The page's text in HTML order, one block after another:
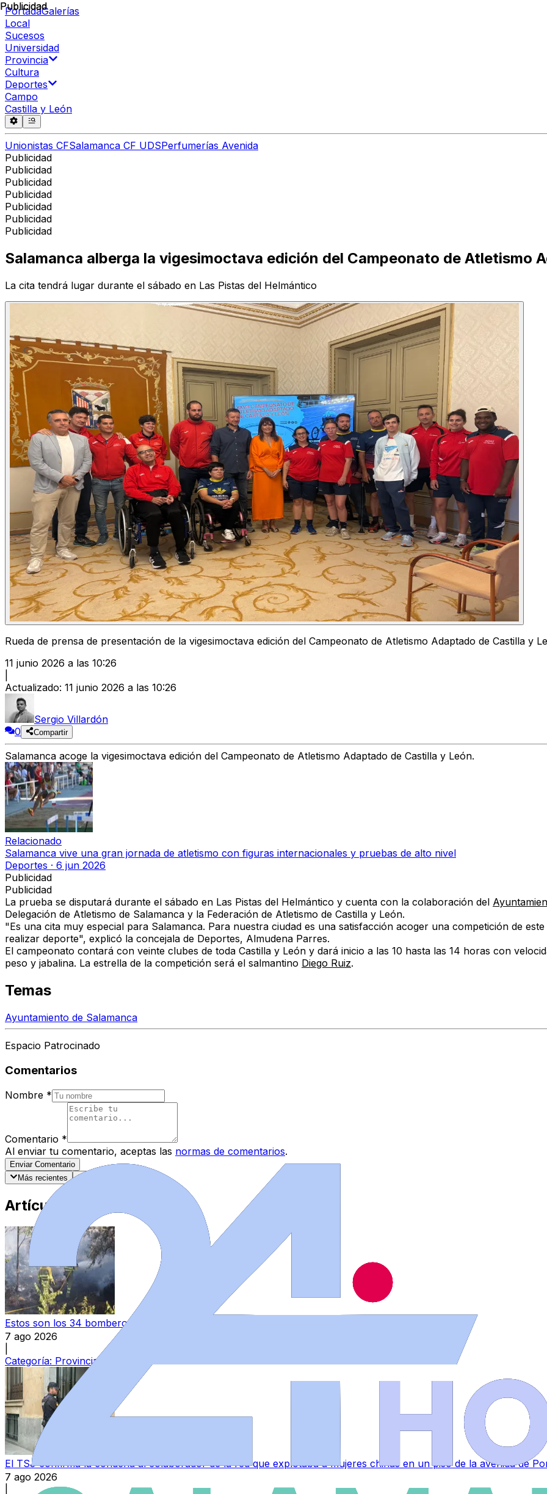
PortadaGalerías
Local
Sucesos
Universidad
Provincia
Cultura
Deportes
Campo
Castilla y León
Unionistas CFSalamanca CF UDSPerfumerías Avenida
Publicidad
Publicidad
Publicidad
Publicidad
Publicidad
Publicidad
Publicidad
Publicidad
Salamanca alberga la vigesimoctava edición del Campeonato de Atletismo
La cita tendrá lugar durante el sábado en Las Pistas del Helmántico
Rueda de prensa de presentación de la vigesimoctava edición del Campeonato de Atletismo Adaptado de Castilla y
11 junio 2026 a las 10:26
Actualizado: 11 junio 2026 a las 10:26
Sergio Villardón
0
Compartir
Salamanca acoge la vigesimoctava edición del Campeonato de Atletismo Adaptado de Castilla y León.
Relacionado
Salamanca vive una gran jornada de atletismo con figuras internacionales y pruebas de alto nivel
Deportes · 6 jun 2026
Publicidad
Publicidad
La prueba se disputará durante el sábado en Las Pistas del Helmántico y cuenta con la colaboración del
Delegación de Atletismo de Salamanca y la Federación de Atletismo de Castilla y León.
"Es una cita muy especial para Salamanca. Para nuestra ciudad es una satisfacción acoger una competición de
realizar deporte", explicó la concejala de Deportes, Almudena Parres.
El campeonato contará con veinte clubes de toda Castilla y León y dará inicio a las 10 hasta las 14 horas con
peso y jabalina. La estrella de la competición será el salmantino Diego Ruiz.
Temas
Ayuntamiento de Salamanca
Espacio Patrocinado
Comentarios
Nombre *
Comentario *
Al enviar tu comentario, aceptas las normas de comentarios.
Enviar Comentario
Más recientes
Artículos Destacados
Estos son los 34 bomberos que se incorporarán a los parques de Béjar, Ciudad Rodrigo y Vitigudino
7 ago 2026
Categoría: Provincia
El TSJ confirma la condena al colaborador de la red que explotaba a mujeres chinas en un piso de la avenida de
7 ago 2026
Publicidad